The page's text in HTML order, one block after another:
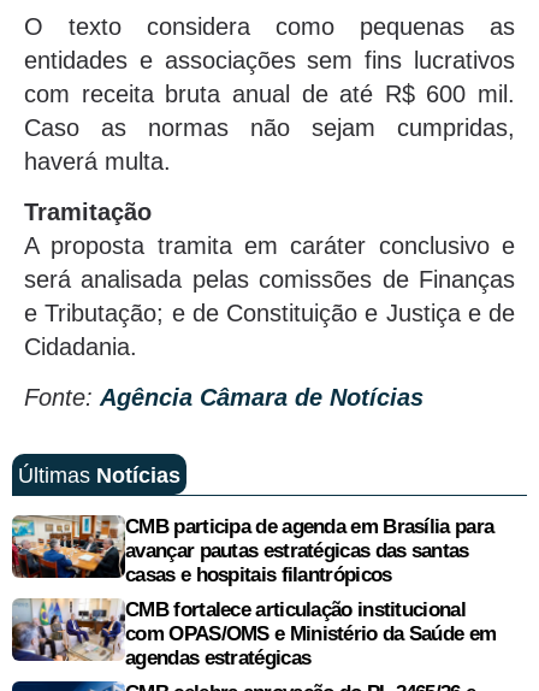
O texto considera como pequenas as
entidades e associações sem fins lucrativos
com receita bruta anual de até R$ 600 mil.
Caso as normas não sejam cumpridas,
haverá multa.
Tramitação
A proposta tramita em caráter conclusivo e
será analisada pelas comissões de Finanças
e Tributação; e de Constituição e Justiça e de
Cidadania.
Fonte: Agência Câmara de Notícias
Últimas Notícias
CMB participa de agenda em Brasília para
avançar pautas estratégicas das santas
casas e hospitais filantrópicos
CMB fortalece articulação institucional
com OPAS/OMS e Ministério da Saúde em
agendas estratégicas